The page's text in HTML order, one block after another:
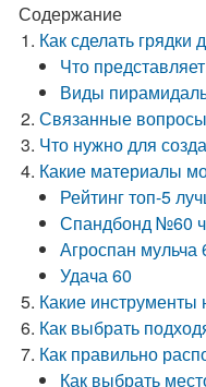
Содержание
Как сделать грядки
Что
Виды
Связанные
Что нужно для
Какие материалы
Рейтинг топ-5
Спандбонд №60
Агроспан мульча
Удача 60
Какие инструменты
Как выбрать
Как правильно
Как выбрать